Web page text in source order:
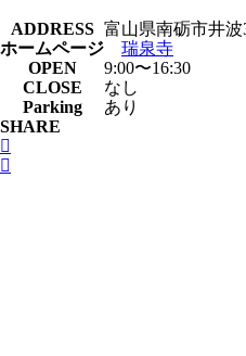
ADDRESS 富山県南砺市井波
ホームページ
瑞泉寺
OPEN
9:00〜16:30
CLOSE
なし
Parking
あり
SHARE